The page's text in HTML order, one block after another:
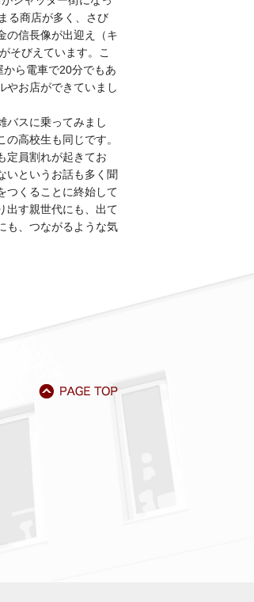
る商店が多く、さび
の信長像が出迎え（キ
そびえています。こ
ら電車で20分でもあ
やお店ができていまし
バスに乗ってみまし
高校生も同じです。
定員割れが起きてお
いというお話も多く聞
つくることに終始して
出す親世代にも、出て
も、つながるような気